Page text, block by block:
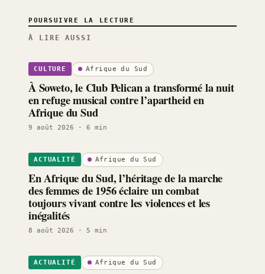
POURSUIVRE LA LECTURE
À LIRE AUSSI
CULTURE Afrique du Sud
À Soweto, le Club Pelican a transformé la nuit
en refuge musical contre l’apartheid en
Afrique du Sud
9 août 2026 · 6 min
ACTUALITÉ Afrique du Sud
En Afrique du Sud, l’héritage de la marche
des femmes de 1956 éclaire un combat
toujours vivant contre les violences et les
inégalités
8 août 2026 · 5 min
ACTUALITÉ Afrique du Sud